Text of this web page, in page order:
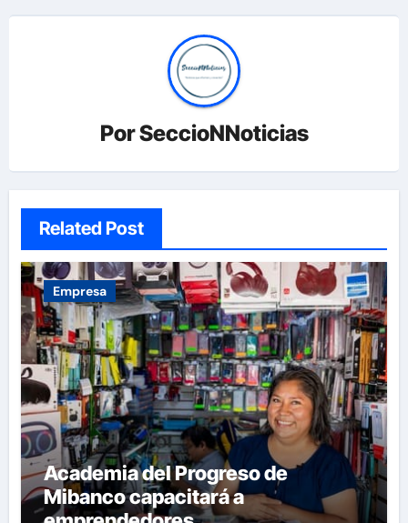
PorSeccioNNoticias
Related Post
Empresa
Academia del Progreso de
Mibanco capacitará a